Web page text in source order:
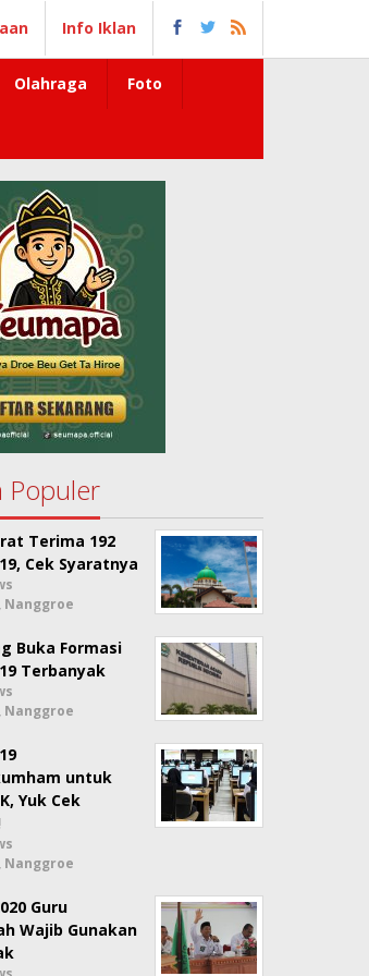
Info Iklan
Olahraga Foto
Populer
Terima 192
Cek Syaratnya
Nanggroe
Buka Formasi
Terbanyak
Nanggroe
untuk
Yuk Cek
Nanggroe
Guru
Wajib Gunakan